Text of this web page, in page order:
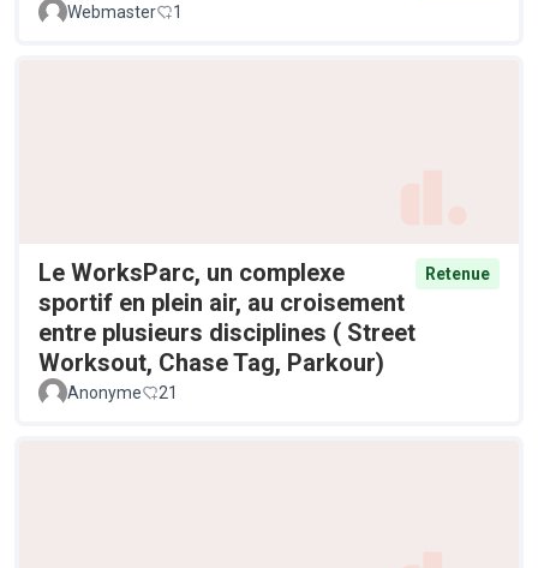
Webmaster
1
Le WorksParc, un complexe
sportif en plein air, au croisement
entre plusieurs disciplines ( Street
Worksout, Chase Tag, Parkour)
Retenue
Anonyme 21